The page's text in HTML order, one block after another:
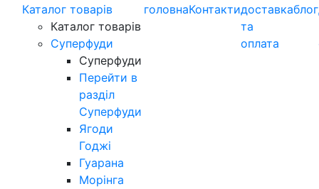
Каталог товарів
Каталог товарів
Суперфуди
Суперфуди
Перейти в
разділ
Суперфуди
Ягоди
Годжі
Гуарана
Морінга
головнаКонтактидоставка
та
оплата
блог